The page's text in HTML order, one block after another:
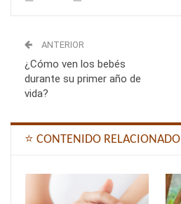
ANTERIOR
¿Cómo ven los bebés
durante su primer año de
vida?
⭐ CONTENIDO RELACIONADO